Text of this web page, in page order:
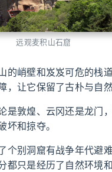
远观麦积山石窟
的峭壁和岌岌可危的栈
，让它保留了古朴与自然
是敦煌、云冈还是龙门
坏和掠夺。
个别洞窟有战争年代避
都只是经历了自然环境